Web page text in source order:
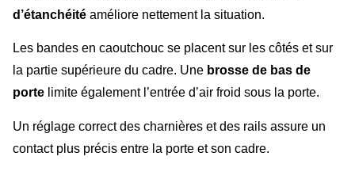
d’étanchéité améliore nettement la situation.
Les bandes en caoutchouc se placent sur les côtés et sur
la partie supérieure du cadre. Une brosse de bas de
porte limite également l’entrée d’air froid sous la porte.
Un réglage correct des charnières et des rails assure un
contact plus précis entre la porte et son cadre.